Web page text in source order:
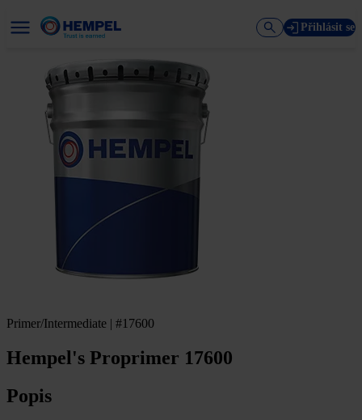
Přihlásit se
Primer/Intermediate | #17600
Hempel's Proprimer 17600
Popis